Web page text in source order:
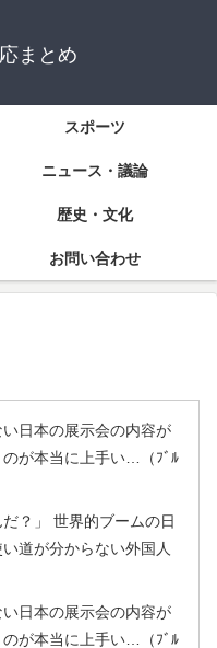
まとめ
スポーツ
ニュース・議論
歴史・文化
お問い合わせ
日本の展示会の内容が
が本当に上手い…（ﾌﾞﾙ
？」 世界的ブームの日
道が分からない外国人
日本の展示会の内容が
が本当に上手い…（ﾌﾞﾙ